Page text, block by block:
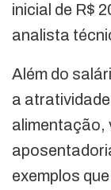
inicial de R$
analista
Além do
a
alimentação,
exemplos